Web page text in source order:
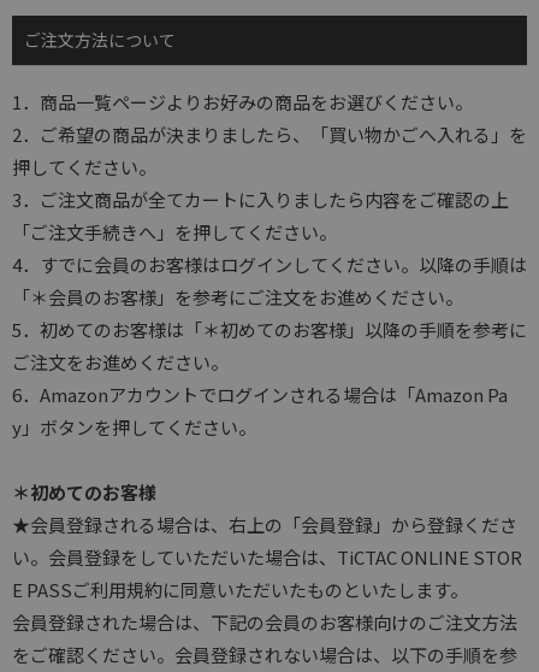
ご注文方法について
1．商品一覧ページよりお好みの商品をお選びください。
2．ご希望の商品が決まりましたら、「買い物かごへ入れる」を
押してください。
3．ご注文商品が全てカートに入りましたら内容をご確認の上
「ご注文手続きへ」を押してください。
4．すでに会員のお客様はログインしてください。以降の手順は
「＊会員のお客様」を参考にご注文をお進めください。
5．初めてのお客様は「＊初めてのお客様」以降の手順を参考に
ご注文をお進めください。
6．Amazonアカウントでログインされる場合は「Amazon Pa
y」ボタンを押してください。
＊初めてのお客様
★会員登録される場合は、右上の「会員登録」から登録くださ
い。会員登録をしていただいた場合は、TiCTAC ONLINE STOR
E PASSご利用規約に同意いただいたものといたします。
会員登録された場合は、下記の会員のお客様向けのご注文方法
をご確認ください。会員登録されない場合は、以下の手順を参